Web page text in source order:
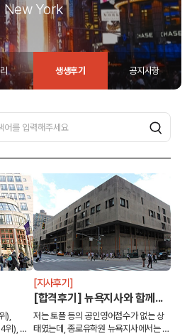
New York
생생후기 공지사항
),
), 그
[지사후기]
[합격후기] 뉴욕지사와 함께...
저는 토플 등의 공인영어점수가 없는 상
태였는데, 종로유학원 뉴욕지사에서는 저